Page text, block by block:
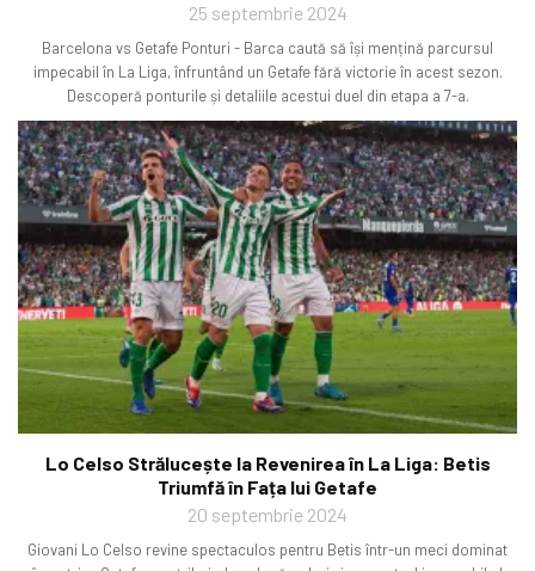
25 septembrie 2024
Barcelona vs Getafe Ponturi - Barca caută să își mențină parcursul
impecabil în La Liga, înfruntând un Getafe fără victorie în acest sezon.
Descoperă ponturile și detaliile acestui duel din etapa a 7-a.
Lo Celso Strălucește la Revenirea în La Liga: Betis
Triumfă în Fața lui Getafe
20 septembrie 2024
Giovani Lo Celso revine spectaculos pentru Betis într-un meci dominat